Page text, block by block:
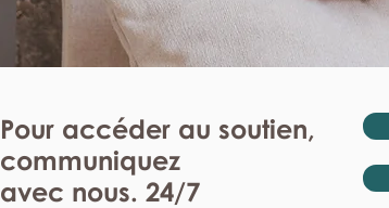
Pour accéder au soutien,
communiquez
avec nous. 24/7